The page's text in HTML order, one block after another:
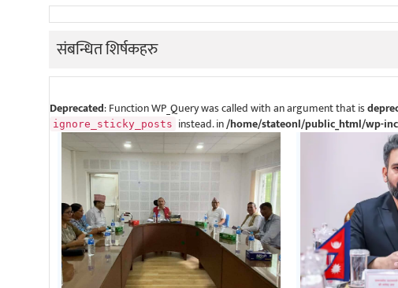
संबन्धित शिर्षकहरु
Deprecated: Function WP_Query was called with an argument that is
ignore_sticky_posts instead. in/home/stateonl/public_html/wp-